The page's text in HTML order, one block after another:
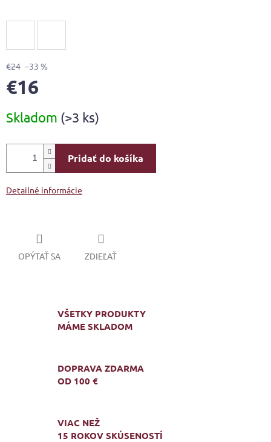
€24 –33 %
€16
cena:
Skladom (>3 ks)
Pridať do košíka
Detailné informácie
OPÝTAŤ SA ZDIEĽAŤ
VŠETKY PRODUKTY
MÁME SKLADOM
DOPRAVA ZDARMA
OD 100 €
VIAC NEŽ
15 ROKOV SKÚSENOSTÍ